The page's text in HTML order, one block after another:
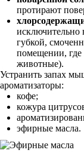
протирают
исключительно
губкой,
помещении,
животные).
Устранить запах
ароматизаторы:
кофе;
кожура
эфирные масла.